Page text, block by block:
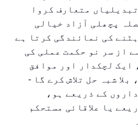
متعارف کروا
پچھلی آزاد خیالی
کی نمائندگی کرتا ہے
از سر نو حکمت عملی کی
ایک لچکدار اور موافق
شبہ حل تلاش کرے گا -
کے ذریعے ہو،
یا علاقائی مستحکم